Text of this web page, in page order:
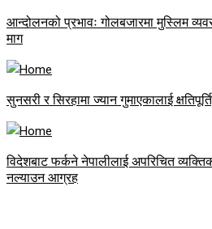
आन्दोलनको प्रभावः गोलबजारमा मुस्लिम
माग
सुनसरी र सिरहामा ज्यान गुमाएकालाई
विदेशबाट फर्कने नेपालीलाई अपरिचित
नल्याउन आग्रह